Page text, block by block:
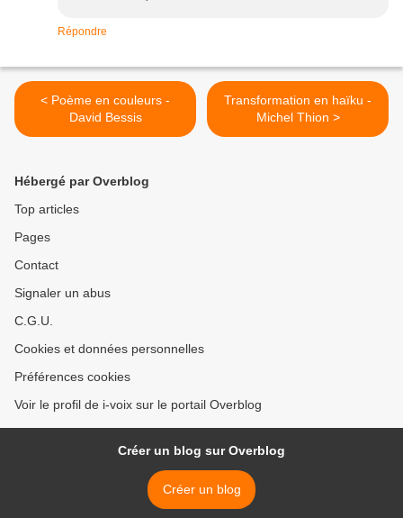
Répondre
< Poème en couleurs -
David Bessis
Transformation en haïku -
Michel Thion >
Hébergé par Overblog
Top articles
Pages
Contact
Signaler un abus
C.G.U.
Cookies et données personnelles
Préférences cookies
Voir le profil de i-voix sur le portail Overblog
Créer un blog sur Overblog
Créer un blog